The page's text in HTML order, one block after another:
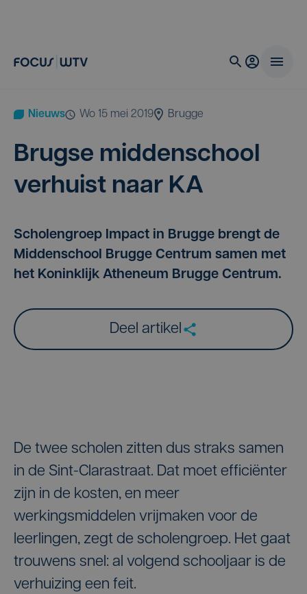
Nieuws wo 15 mei 2019 Brugge
Brug­se mid­den­school
ver­huist naar KA
Scholengroep Impact in Brugge brengt de
Middenschool Brugge Centrum samen met
het Koninklijk Atheneum Brugge Centrum.
Deel artikel
De twee scholen zitten dus straks samen
in de Sint-Clarastraat. Dat moet efficiënter
zijn in de kosten, en meer
werkingsmiddelen vrijmaken voor de
leerlingen, zegt de scholengroep. Het gaat
trouwens snel: al volgend schooljaar is de
verhuizing een feit.